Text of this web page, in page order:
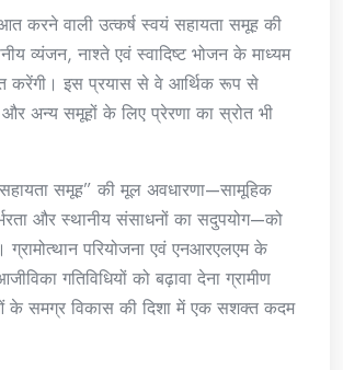
करने वाली उत्कर्ष स्वयं सहायता समूह की
व्यंजन, नाश्ते एवं स्वादिष्ट भोजन के माध्यम
करेंगी। इस प्रयास से वे आर्थिक रूप से
और अन्य समूहों के लिए प्रेरणा का स्रोत भी
समूह” की मूल अवधारणा—सामूहिक
और स्थानीय संसाधनों का सदुपयोग—को
ग्रामोत्थान परियोजना एवं एनआरएलएम के
गतिविधियों को बढ़ावा देना ग्रामीण
के समग्र विकास की दिशा में एक सशक्त कदम